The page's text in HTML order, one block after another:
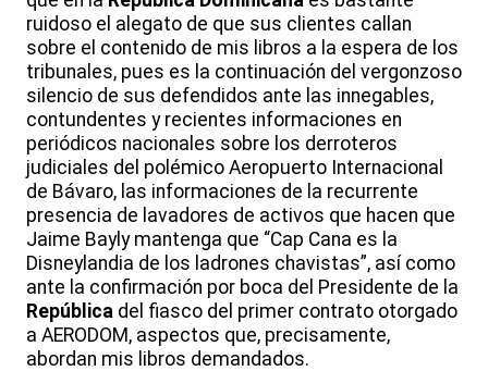
ruidoso el alegato de que sus clientes callan
sobre el contenido de mis libros a la espera de los
tribunales, pues es la continuación del vergonzoso
silencio de sus defendidos ante las innegables,
contundentes y recientes informaciones en
periódicos nacionales sobre los derroteros
judiciales del polémico Aeropuerto Internacional
de Bávaro, las informaciones de la recurrente
presencia de lavadores de activos que hacen que
Jaime Bayly mantenga que “Cap Cana es la
Disneylandia de los ladrones chavistas”, así como
ante la confirmación por boca del Presidente de la
República del fiasco del primer contrato otorgado
a AERODOM, aspectos que, precisamente,
abordan mis libros demandados.